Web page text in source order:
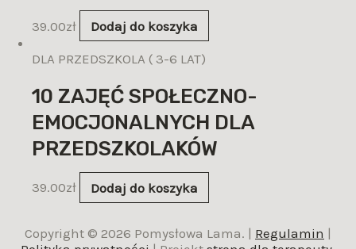
39.00zł Dodaj do koszyka
DLA PRZEDSZKOLA ( 3-6 LAT)
10 ZAJĘĆ SPOŁECZNO-
EMOCJONALNYCH DLA
PRZEDSZKOLAKÓW
39.00zł Dodaj do koszyka
Copyright © 2026 Pomysłowa Lama. | Regulamin |